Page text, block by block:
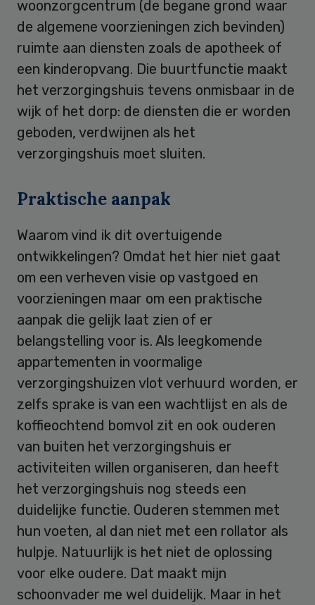
woonzorgcentrum (de begane grond waar
de algemene voorzieningen zich bevinden)
ruimte aan diensten zoals de apotheek of
een kinderopvang. Die buurtfunctie maakt
het verzorgingshuis tevens onmisbaar in de
wijk of het dorp: de diensten die er worden
geboden, verdwijnen als het
verzorgingshuis moet sluiten.
Praktische aanpak
Waarom vind ik dit overtuigende
ontwikkelingen? Omdat het hier niet gaat
om een verheven visie op vastgoed en
voorzieningen maar om een praktische
aanpak die gelijk laat zien of er
belangstelling voor is. Als leegkomende
appartementen in voormalige
verzorgingshuizen vlot verhuurd worden, er
zelfs sprake is van een wachtlijst en als de
koffieochtend bomvol zit en ook ouderen
van buiten het verzorgingshuis er
activiteiten willen organiseren, dan heeft
het verzorgingshuis nog steeds een
duidelijke functie. Ouderen stemmen met
hun voeten, al dan niet met een rollator als
hulpje. Natuurlijk is het niet de oplossing
voor elke oudere. Dat maakt mijn
schoonvader me wel duidelijk. Maar in het